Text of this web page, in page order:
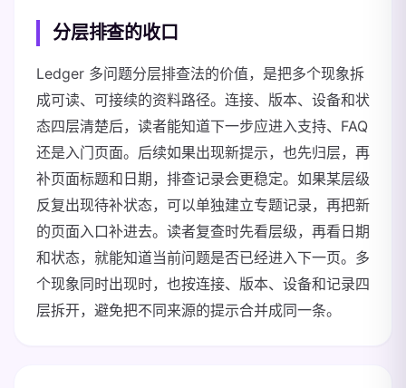
分层排查的收口
Ledger 多问题分层排查法的价值，是把多个现象拆
成可读、可接续的资料路径。连接、版本、设备和状
态四层清楚后，读者能知道下一步应进入支持、FAQ
还是入门页面。后续如果出现新提示，也先归层，再
补页面标题和日期，排查记录会更稳定。如果某层级
反复出现待补状态，可以单独建立专题记录，再把新
的页面入口补进去。读者复查时先看层级，再看日期
和状态，就能知道当前问题是否已经进入下一页。多
个现象同时出现时，也按连接、版本、设备和记录四
层拆开，避免把不同来源的提示合并成同一条。